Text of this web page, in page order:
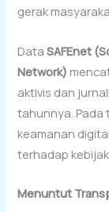
gerak
DataSAFEnet
Network)
aktivis dan
tahunnya.
keamanan
terhadap
Menuntut